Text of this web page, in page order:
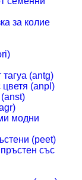
за колие
(antg)
цветя (anpl)
модни
(peet)
със